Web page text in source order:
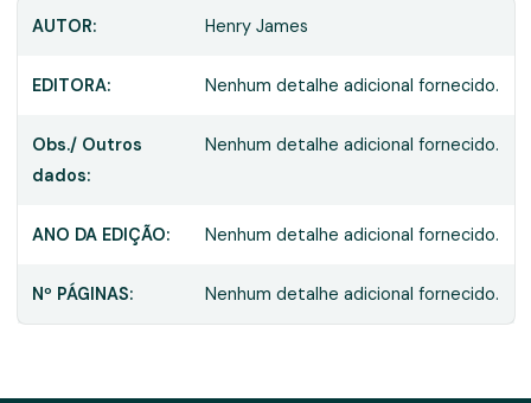
AUTOR: Henry James
EDITORA: Nenhum detalhe adicional fornecido.
Obs./ Outros
dados:
Nenhum detalhe adicional fornecido.
ANO DA EDIÇÃO: Nenhum detalhe adicional fornecido.
Nº PÁGINAS: Nenhum detalhe adicional fornecido.